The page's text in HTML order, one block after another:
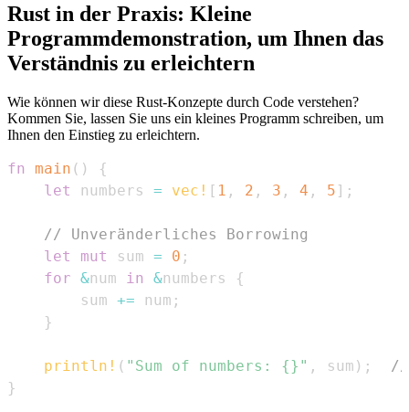
Rust in der Praxis: Kleine
Programmdemonstration, um Ihnen das
Verständnis zu erleichtern
Wie können wir diese Rust-Konzepte durch Code verstehen?
Kommen Sie, lassen Sie uns ein kleines Programm schreiben, um
Ihnen den Einstieg zu erleichtern.
fn main ( )
{
let
numbers = vec! [ 1 , 2 , 3 , 4 , 5 ] ;
// Unveränderliches Borrowing
let
mut sum = 0 ;
for &num in &numbers
{
        sum
+= num ;
}
println! ( "Sum of numbers: {}" , sum ) ;
//
}